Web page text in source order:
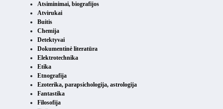
Atsiminimai, biografijos
Atvirukai
Buitis
Chemija
Detektyvai
Dokumentinė literatūra
Elektrotechnika
Etika
Etnografija
Ezoterika, parapsichologija, astrologija
Fantastika
Filosofija